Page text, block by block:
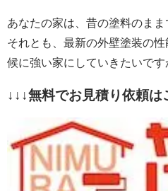
あなたの家は、昔の塗料のまま
それとも、最新の外壁塗装の
候に強い家にしていきたいです
↓↓↓無料でお見積り依頼は